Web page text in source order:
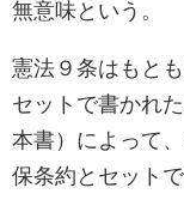
無意味という。
憲法９条はもと
セットで書かれ
本書）によって
保条約とセット